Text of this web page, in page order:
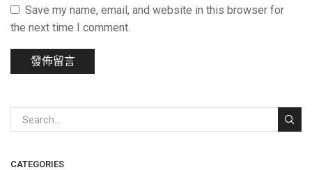
Save my name, email, and website in this browser for
the next time I comment.
CATEGORIES